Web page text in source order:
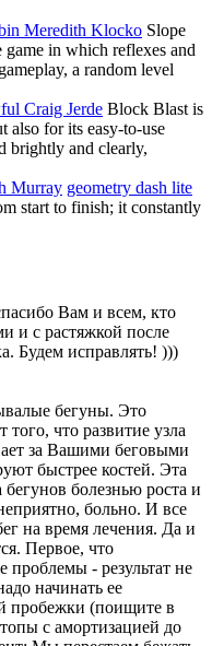
Meredith Klocko Slope
game in which reflexes and
a random level
Craig Jerde Block Blast is
also for its easy-to-use
brightly and clearly,
Murray geometry dash lite
start to finish; it constantly
Вам и всем, кто
и с растяжкой после
Будем исправлять! )))
бегуны. Это
что развитие узла
за Вашими беговыми
быстрее костей. Эта
болезнью роста и
больно. И все
на время лечения. Да и
Первое, что
проблемы - результат не
начинать ее
пробежки (поищите в
с амортизацией до